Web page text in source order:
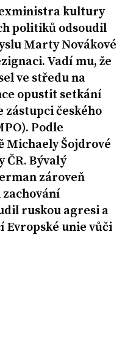
exministra kultury
politiků odsoudil
Marty Novákové
Vadí mu, že
ve středu na
opustit setkání
českého
Podle
Michaely Šojdrové
ČR. Bývalý
zároveň
ruskou agresi a
Evropské unie vůči